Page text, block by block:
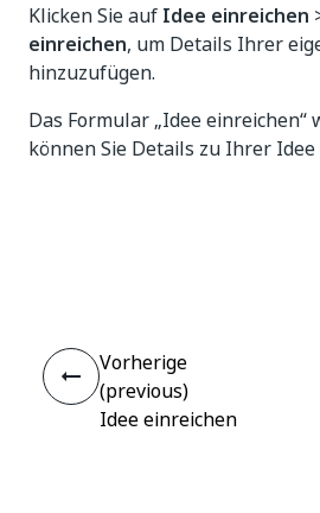
Klicken Sie auf Idee einreichen
einreichen, um Details Ihrer
hinzuzufügen.
Das Formular „Idee
können Sie Details zu Ihrer Idee
Vorherige
(previous)
Idee einreichen